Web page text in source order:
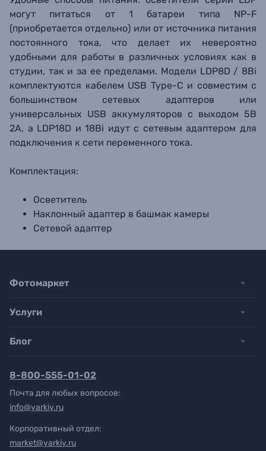
могут питаться от 1 батареи типа NP-F
(приобретается отдельно) или от источника питания
постоянного тока, что делает их невероятно
удобными для работы в различных условиях как в
студии, так и за ее пределами. Модели LDP8D / 8Bi
комплектуются кабелем USB Type-C и совместим с
большинством сетевых адаптеров или
универсальных USB аккумуляторов с выходом 5В
2А, а LDP18D и 18Bi идут с сетевым адаптером для
подключения к сети переменного тока.
Комплектация:
Осветитель
Наклонный адаптер в башмак камеры
Сетевой адаптер
Фотомаркет
Услуги
Блог
8-800-555-01-02
Почта для любых вопросов:
info@yarkiy.ru
Корпоративный отдел:
market@yarkiy.ru